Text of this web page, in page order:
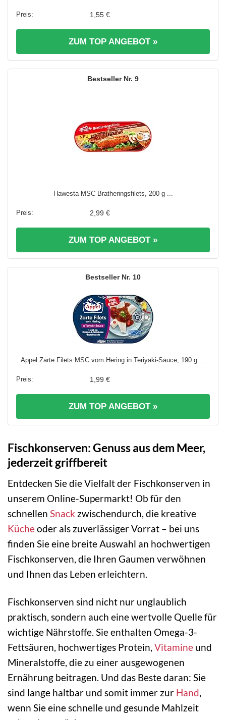
1,55 €
ZUM TOP ANGEBOT »
9
Hawesta MSC Bratheringsfilets, 200 g ...
2,99 €
ZUM TOP ANGEBOT »
10
Appel Zarte Filets MSC vom Hering in Teriyaki-Sauce, 190 g ...
1,99 €
ZUM TOP ANGEBOT »
Fischkonserven: Genuss aus dem Meer,
jederzeit griffbereit
Entdecken Sie die Vielfalt der Fischkonserven in
unserem Online-Supermarkt! Ob für den
schnellen Snack zwischendurch, die kreative
Kücheoder als zuverlässiger Vorrat – bei uns
finden Sie eine breite Auswahl an hochwertigen
Fischkonserven, die Ihren Gaumen verwöhnen
und Ihnen das Leben erleichtern.
Fischkonserven sind nicht nur unglaublich
praktisch, sondern auch eine wertvolle Quelle für
wichtige Nährstoffe. Sie enthalten Omega-3-
Fettsäuren, hochwertiges Protein, Vitamine und
Mineralstoffe, die zu einer ausgewogenen
Ernährung beitragen. Und das Beste daran: Sie
sind lange haltbar und somit immer zur Hand,
wenn Sie eine schnelle und gesunde Mahlzeit